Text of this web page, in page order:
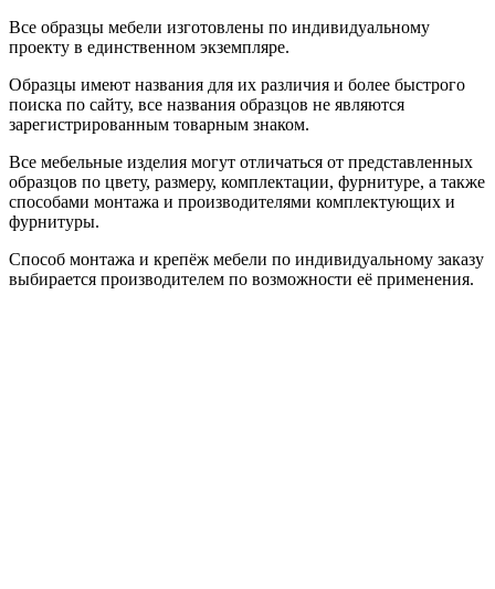
Все образцы мебели изготовлены по индивидуальному
проекту в единственном экземпляре.
Образцы имеют названия для их различия и более быстрого
поиска по сайту, все названия образцов не являются
зарегистрированным товарным знаком.
Все мебельные изделия могут отличаться от представленных
образцов по цвету, размеру, комплектации, фурнитуре, а также
способами монтажа и производителями комплектующих и
фурнитуры.
Способ монтажа и крепёж мебели по индивидуальному заказу
выбирается производителем по возможности её применения.